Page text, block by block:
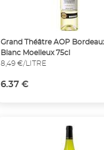
Grand Théâtre AOP
Blanc Moelleux 75cl
8,49 €/LITRE
6.37 €